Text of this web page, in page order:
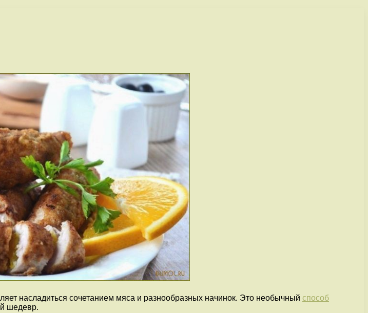
насладиться сочетанием мяса и разнообразных начинок. Это необычный способ
шедевр.